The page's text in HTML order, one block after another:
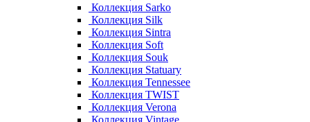
Коллекция Sarko
Коллекция Silk
Коллекция Sintra
Коллекция Soft
Коллекция Souk
Коллекция Statuary
Коллекция Tennessee
Коллекция TWIST
Коллекция Verona
Коллекция Vintage